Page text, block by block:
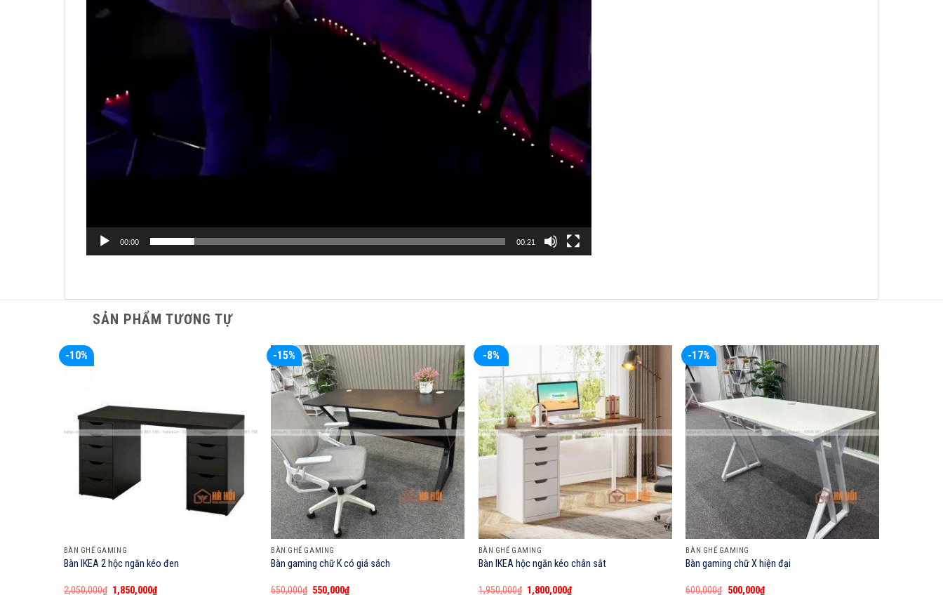
00:00 00:21
SẢN PHẨM TƯƠNG TỰ
-10%
BÀN GHẾ GAMING
Bàn IKEA 2 hộc ngăn kéo đen
2,050,000₫ Giá
1,850,000₫Giá
-15%
BÀN GHẾ GAMING
Bàn gaming chữ K có giá sách
650,000₫ Giá
550,000₫Giá
-8%
BÀN GHẾ GAMING
Bàn IKEA hộc ngăn kéo chân sắt
1,950,000₫ Giá
1,800,000₫Giá
-17%
BÀN GHẾ GAMING
Bàn gaming chữ X hiện đại
600,000₫ Giá
500,000₫Giá